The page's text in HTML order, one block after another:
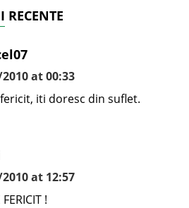
RECENTE
at 00:33
iti doresc din suflet.
at 12:57
!